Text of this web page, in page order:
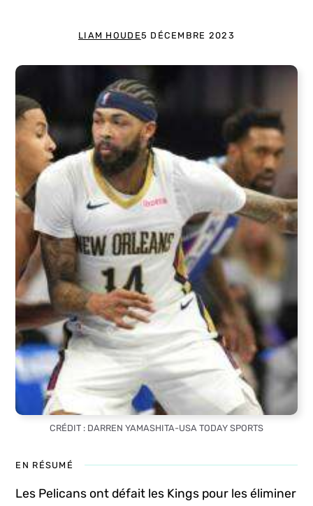
LIAM HOUDE5 DÉCEMBRE 2023
CRÉDIT : DARREN YAMASHITA-USA TODAY SPORTS
EN RÉSUMÉ
Les Pelicans ont défait les Kings pour les éliminer